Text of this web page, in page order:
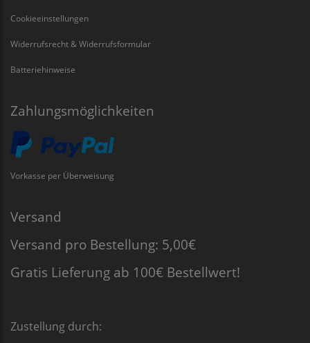
Cookieeinstellungen
Widerrufsrecht & Widerrufsformular
Batteriehinweise
Zahlungsmöglichkeiten
Vorkasse per Überweisung
Versand
Versand pro Bestellung: 5,00€
Gratis Lieferung ab 100€ Bestellwert!
Zustellung durch: